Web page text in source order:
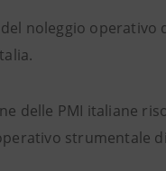
noleggio operativo
delle PMI italiane
strumentale